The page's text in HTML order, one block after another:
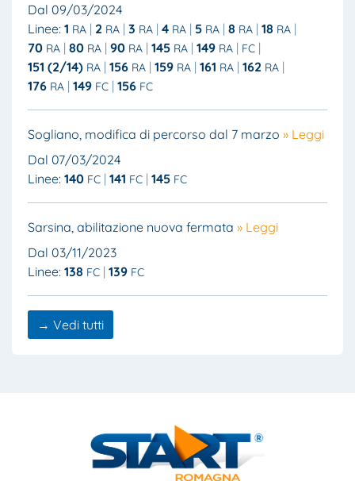
Dal 09/03/2024
Linee: 1 RA 2 RA 3 RA 4 RA 5 RA 8 RA 18 RA
70 RA 80 RA 90 RA 145 RA 149 RA FC
151 (2/14) RA 156 RA 159 RA 161 RA 162 RA
176 RA 149 FC 156 FC
Sogliano, modifica di percorso dal 7 marzo » Leggi
Dal 07/03/2024
Linee: 140 FC 141 FC 145 FC
Sarsina, abilitazione nuova fermata » Leggi
Dal 03/11/2023
Linee: 138 FC 139 FC
→ Vedi tutti